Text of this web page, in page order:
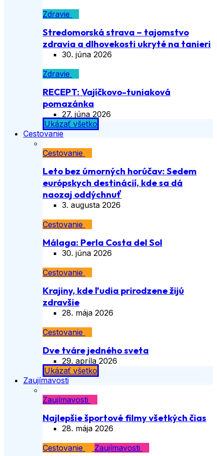
Zdravie
Stredomorská strava – tajomstvo
zdravia a dlhovekosti ukryté na tanieri
30. júna 2026
Zdravie
RECEPT: Vajíčkovo-tuniaková
pomazánka
27. júna 2026
Ukázať všetko
Cestovanie
Cestovanie
Leto bez úmorných horúčav: Sedem
európskych destinácií, kde sa dá
naozaj oddýchnuť
3. augusta 2026
Cestovanie
Málaga: Perla Costa del Sol
30. júna 2026
Cestovanie
Krajiny, kde ľudia prirodzene žijú
zdravšie
28. mája 2026
Cestovanie
Dve tváre jedného sveta
29. apríla 2026
Ukázať všetko
Zaujímavosti
Zaujímavosti
Najlepšie športové filmy všetkých čias
28. mája 2026
Cestovanie
Zaujímavosti